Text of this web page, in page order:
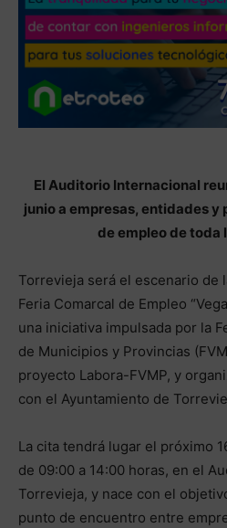
El Auditorio Internacional
junio a empresas, entidades y
de empleo de toda
Torrevieja será el escenario de
Feria Comarcal de Empleo
una iniciativa impulsada por la
de Municipios y Provincias
proyecto Labora-FVMP, y
con el Ayuntamiento de
La cita tendrá lugar el próximo
de 09:00 a 14:00 horas, en el
Torrevieja, y nace con el
punto de encuentro entre